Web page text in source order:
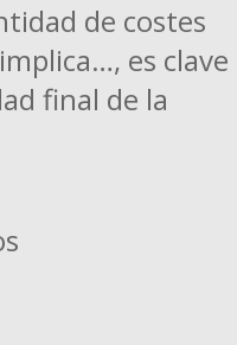
de costes
es clave
final de la